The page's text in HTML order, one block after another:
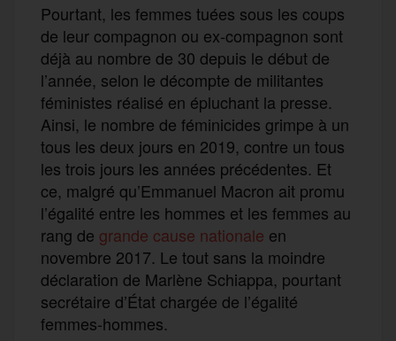
Pourtant, les femmes tuées sous les coups
de leur compagnon ou ex-compagnon sont
déjà au nombre de 30 depuis le début de
l’année, selon le décompte de militantes
féministes réalisé en épluchant la presse.
Ainsi, le nombre de féminicides grimpe à un
tous les deux jours en 2019, contre un tous
les trois jours les années précédentes. Et
ce, malgré qu’Emmanuel Macron ait promu
l’égalité entre les hommes et les femmes au
rang de grande cause nationale en
novembre 2017. Le tout sans la moindre
déclaration de Marlène Schiappa, pourtant
secrétaire d’État chargée de l’égalité
femmes-hommes.